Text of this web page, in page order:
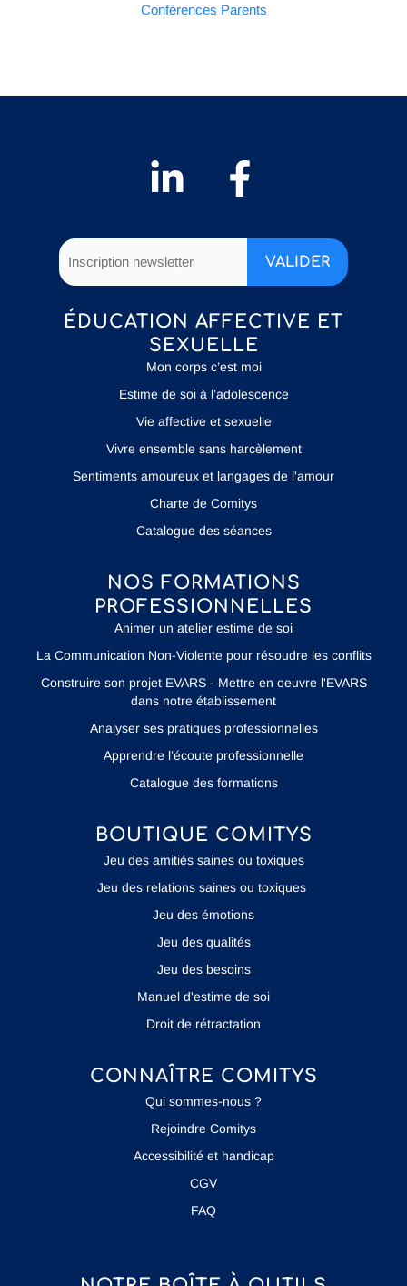
Conférences Parents
ÉDUCATION AFFECTIVE ET
SEXUELLE
Mon corps c’est moi
Estime de soi à l’adolescence
Vie affective et sexuelle
Vivre ensemble sans harcèlement
Sentiments amoureux et langages de l'amour
Charte de Comitys
Catalogue des séances
NOS FORMATIONS
PROFESSIONNELLES
Animer un atelier estime de soi
La Communication Non-Violente pour résoudre les conflits
Construire son projet EVARS - Mettre en oeuvre l'EVARS
dans notre établissement
Analyser ses pratiques professionnelles
Apprendre l’écoute professionnelle
Catalogue des formations
BOUTIQUE COMITYS
Jeu des amitiés saines ou toxiques
Jeu des relations saines ou toxiques
Jeu des émotions
Jeu des qualités
Jeu des besoins
Manuel d'estime de soi
Droit de rétractation
CONNAÎTRE COMITYS
Qui sommes-nous ?
Rejoindre Comitys
Accessibilité et handicap
CGV
FAQ